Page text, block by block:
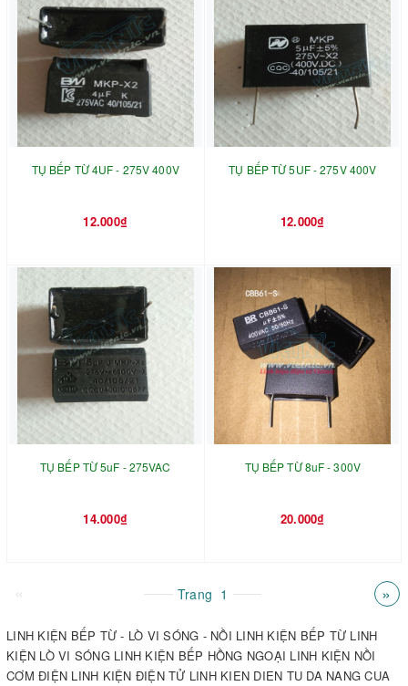
TỤ BẾP TỪ 4UF - 275V 400V
12.000₫
TỤ BẾP TỪ 5UF - 275V 400V
12.000₫
TỤ BẾP TỪ 5uF - 275VAC
14.000₫
TỤ BẾP TỪ 8uF - 300V
20.000₫
« Trang 1 »
LINH KIỆN BẾP TỪ - LÒ VI SÓNG - NỒI LINH KIỆN BẾP TỪ LINH
KIỆN LÒ VI SÓNG LINH KIỆN BẾP HỒNG NGOẠI LINH KIỆN NỒI
CƠM ĐIỆN LINH KIỆN ĐIỆN TỬ LINH KIEN DIEN TU DA NANG CUA